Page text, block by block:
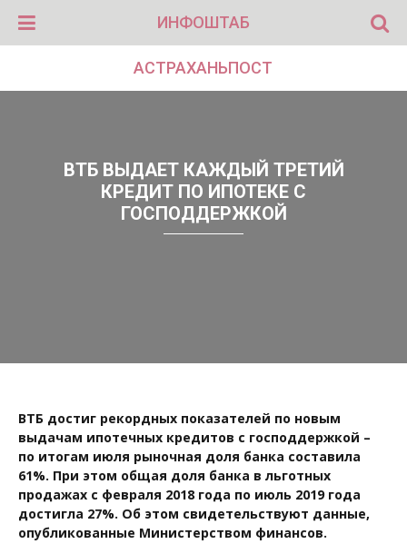
ИНФОШТАБ
АСТРАХАНЬПОСТ
ВТБ ВЫДАЕТ КАЖДЫЙ ТРЕТИЙ
КРЕДИТ ПО ИПОТЕКЕ С
ГОСПОДДЕРЖКОЙ
ВТБ достиг рекордных показателей по новым
выдачам ипотечных кредитов с господдержкой –
по итогам июля рыночная доля банка составила
61%. При этом общая доля банка в льготных
продажах с февраля 2018 года по июль 2019 года
достигла 27%. Об этом свидетельствуют данные,
опубликованные Министерством финансов.